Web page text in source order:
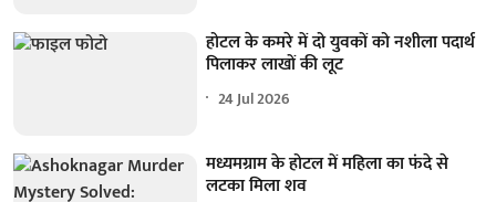
होटल के कमरे में दो युवकों को नशीला पदार्थ
पिलाकर लाखों की लूट
24 Jul 2026
मध्यमग्राम के होटल में महिला का फंदे से
लटका मिला शव